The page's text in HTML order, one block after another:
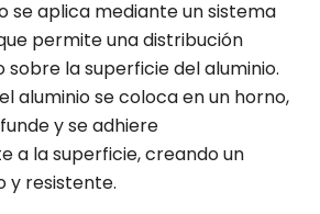
se aplica mediante un sistema
permite una distribución
la superficie del aluminio.
aluminio se coloca en un horno,
y se adhiere
a la superficie, creando un
y resistente.